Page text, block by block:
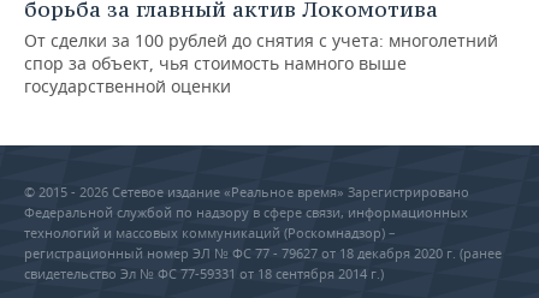
борьба за главный актив Локомотива
От сделки за 100 рублей до снятия с учета: многолетний
спор за объект, чья стоимость намного выше
государственной оценки
© 2015 - 2026 Сетевое издание «Реальное время» Зарегистрировано
Федеральной службой по надзору в сфере связи, информационных
технологий и массовых коммуникаций (Роскомнадзор) –
регистрационный номер ЭЛ № ФС 77 - 79627 от 18 декабря 2020 г. (ранее
свидетельство Эл № ФС 77-59331 от 18 сентября 2014 г.)